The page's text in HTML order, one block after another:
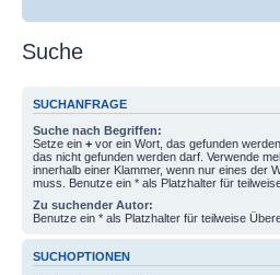
Suche
SUCHANFRAGE
Suche nach Begriffen:
Setze ein + vor ein Wort, das gefunden
das nicht gefunden werden darf. Verwende
innerhalb einer Klammer, wenn nur eines der
muss. Benutze ein * als Platzhalter für
Zu suchender Autor:
Benutze ein * als Platzhalter für teilweise
SUCHOPTIONEN